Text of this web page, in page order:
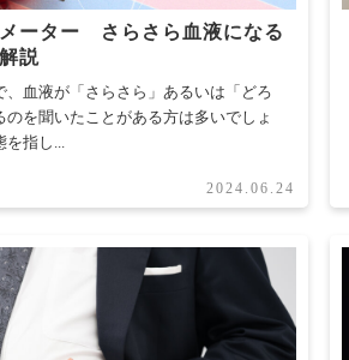
ーター さらさら血液になる
説
、血液が「さらさら」あるいは「どろ
のを聞いたことがある方は多いでしょ
を指し...
2024.06.24